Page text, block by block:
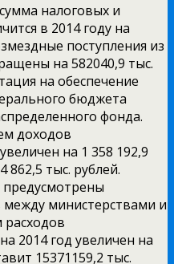
налоговых и
в 2014 году на
поступления из
на 582040,9 тыс.
на обеспечение
бюджета
фонда.
доходов
на 1 358 192,9
862,5 тыс. рублей.
между министерствами и
2014 год увеличен на
15371159,2 тыс.